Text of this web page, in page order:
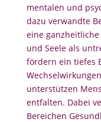
mentalen und
dazu verwandte
eine
und Seele als
fördern ein tiefes
unterstützen
entfalten. Dabei
Bereichen